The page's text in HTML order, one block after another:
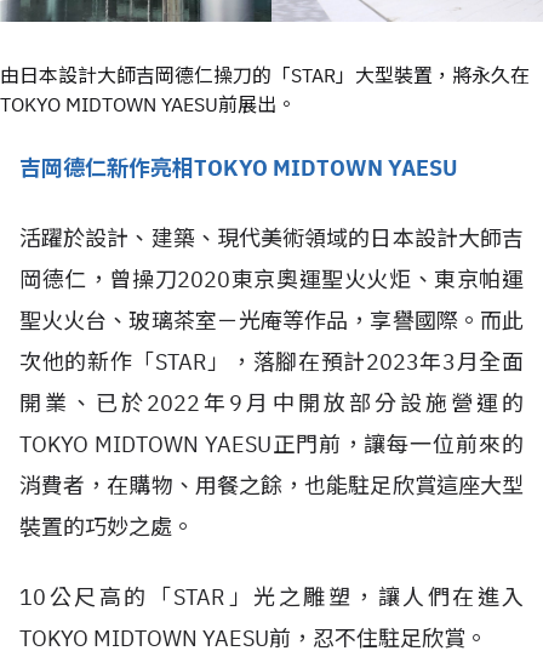
由日本設計大師吉岡德仁操刀的「STAR」大型裝置，將永久在
TOKYO MIDTOWN YAESU前展出。
吉岡德仁新作亮相TOKYO MIDTOWN YAESU
活躍於設計、建築、現代美術領域的日本設計大師吉
岡德仁，曾操刀2020東京奧運聖火火炬、東京帕運
聖火火台、玻璃茶室－光庵等作品，享譽國際。而此
次他的新作「STAR」，落腳在預計2023年3月全面
開業、已於2022年9月中開放部分設施營運的
TOKYO MIDTOWN YAESU正門前，讓每一位前來的
消費者，在購物、用餐之餘，也能駐足欣賞這座大型
裝置的巧妙之處。
10公尺高的「STAR」光之雕塑，讓人們在進入
TOKYO MIDTOWN YAESU前，忍不住駐足欣賞。